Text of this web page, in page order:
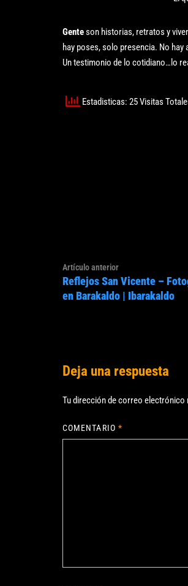
Genteson historias, retratos y
hay poses, solo presencia. No
Un testimonio de lo cotidiano…lo
Estadisticas: 25 Visitas
Navegación
de
entradas
Artículo anteriorArtículo
anterior:
Reflejos San Vicente –
en Barakaldo | Ibarakaldo
Deja una respuesta
Tu dirección de correo electrónico
COMENTARIO *